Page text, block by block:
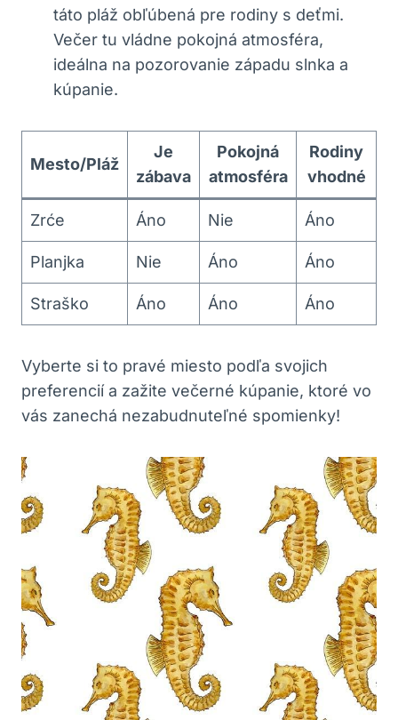
táto pláž obľúbená pre rodiny s deťmi.
Večer tu vládne pokojná atmosféra,
ideálna na pozorovanie západu slnka a
kúpanie.
Mesto/Pláž
Je
zábava
Pokojná
atmosféra
Rodiny
vhodné
Zrće Áno Nie Áno
Planjka Nie Áno Áno
Straško Áno Áno Áno
Vyberte si to pravé miesto podľa svojich
preferencií a zažite večerné kúpanie, ktoré vo
vás zanechá nezabudnuteľné spomienky!